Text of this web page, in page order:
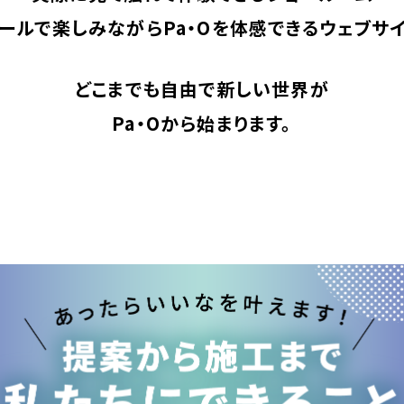
ルで楽しみながらPa・Oを体感できるウェブサ
どこまでも自由で新しい世界が
Pa・Oから始まります。